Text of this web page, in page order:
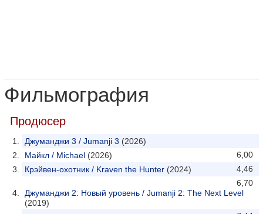
Фильмография
Продюсер
Джуманджи 3 / Jumanji 3 (2026)
6,00
Майкл / Michael (2026)
4,46
Крэйвен-охотник / Kraven the Hunter (2024)
6,70
Джуманджи 2: Новый уровень / Jumanji 2: The Next Level
(2019)